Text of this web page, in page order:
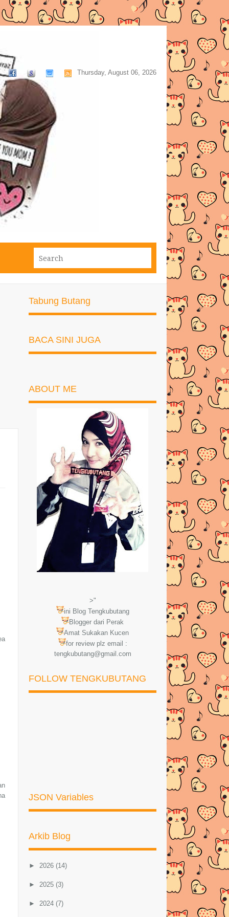
Thursday, August 06, 2026
Tabung Butang
BACA SINI JUGA
ABOUT ME
>"
ini Blog Tengkubutang
Blogger dari Perak
Amat Sukakan Kucen
for review plz email :
tengkubutang@gmail.com
FOLLOW TENGKUBUTANG
JSON Variables
Arkib Blog
► 2026 (14)
► 2025 (3)
► 2024 (7)